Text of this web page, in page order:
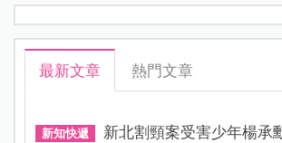
最新文章 熱門文章
新知快遞 新北割頸案受害少年楊承